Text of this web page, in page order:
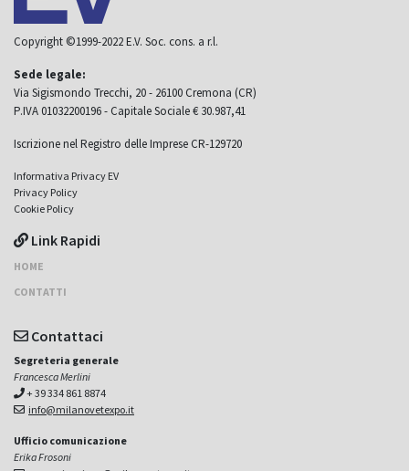
Copyright ©1999-2022 E.V. Soc. cons. a r.l.
Sede legale:
Via Sigismondo Trecchi, 20 - 26100 Cremona (CR)
P.IVA 01032200196 - Capitale Sociale € 30.987,41
Iscrizione nel Registro delle Imprese CR-129720
Informativa Privacy EV
Privacy Policy
Cookie Policy
Link Rapidi
HOME
CONTATTI
Contattaci
Segreteria generale
Francesca Merlini
+ 39 334 861 8874
info@milanovetexpo.it
Ufficio comunicazione
Erika Frosoni